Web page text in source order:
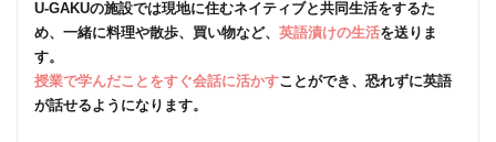
U-GAKUの施設では現地に住むネイティブと共同生活をするた
め、一緒に料理や散歩、買い物など、 英語漬けの生活を送りま
す。
授業で学んだことをすぐ会話に活かすことができ、恐れずに英語
が話せるようになります。